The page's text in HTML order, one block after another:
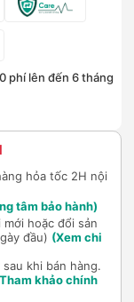
phí lên đến 6 tháng
hỏa tốc 2H nội
tâm bảo hành)
hoặc đổi sản
đầu) (Xem chi
khi bán hàng.
khảo chính